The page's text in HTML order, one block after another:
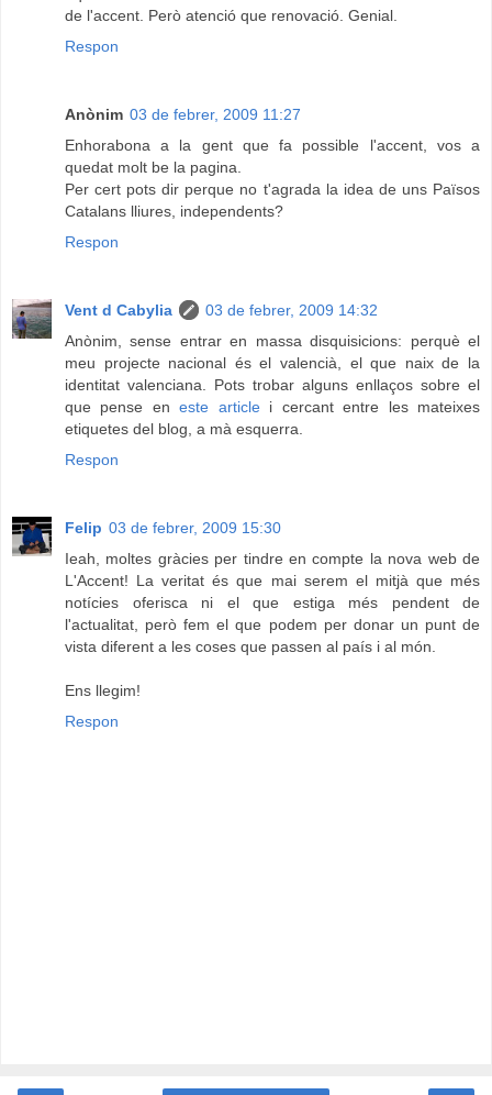
de l'accent. Però atenció que renovació. Genial.
Respon
Anònim 03 de febrer, 2009 11:27
Enhorabona a la gent que fa possible l'accent, vos a
quedat molt be la pagina.
Per cert pots dir perque no t'agrada la idea de uns Països
Catalans lliures, independents?
Respon
Vent d Cabylia
03 de febrer, 2009 14:32
Anònim, sense entrar en massa disquisicions: perquè el
meu projecte nacional és el valencià, el que naix de la
identitat valenciana. Pots trobar alguns enllaços sobre el
que pense eneste articlei cercant entre les mateixes
etiquetes del blog, a mà esquerra.
Respon
Felip 03 de febrer, 2009 15:30
Ieah, moltes gràcies per tindre en compte la nova web de
L'Accent! La veritat és que mai serem el mitjà que més
notícies oferisca ni el que estiga més pendent de
l'actualitat, però fem el que podem per donar un punt de
vista diferent a les coses que passen al país i al món.
Ens llegim!
Respon